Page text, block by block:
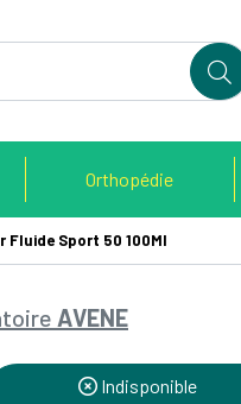
service
Orthopédie
Fluide Sport 50 100Ml
AVENE
Indisponible